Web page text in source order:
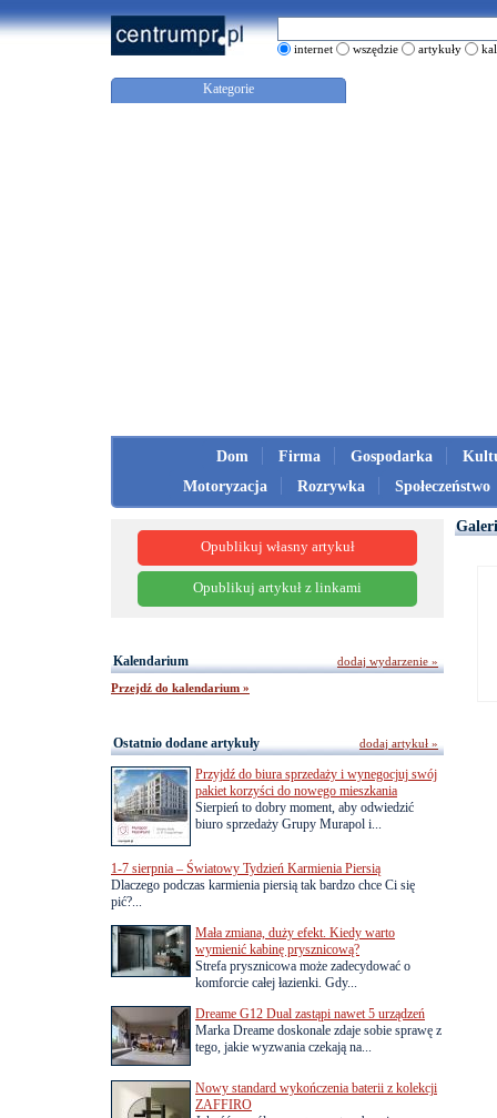
internet wszędzie artykuły
Kategorie
Dom Firma Gospodarka
Motoryzacja
Rozrywka Społeczeństwo
Opublikuj własny artykuł
Opublikuj artykuł z linkami
Kalendarium
Przejdź do kalendarium »
dodaj wydarzenie »
Ostatnio dodane artykuły
Przyjdź do biura sprzedaży i wynegocjuj swój
pakiet korzyści do nowego mieszkania
Sierpień to dobry moment, aby odwiedzić
biuro sprzedaży Grupy Murapol i...
1-7 sierpnia – Światowy Tydzień Karmienia Piersią
Dlaczego podczas karmienia piersią tak bardzo chce Ci się
pić?...
Mała zmiana, duży efekt. Kiedy warto
wymienić kabinę prysznicową?
Strefa prysznicowa może zadecydować o
komforcie całej łazienki. Gdy...
Dreame G12 Dual zastąpi nawet 5 urządzeń
Marka Dreame doskonale zdaje sobie sprawę z
tego, jakie wyzwania czekają na...
Nowy standard wykończenia baterii z kolekcji
ZAFFIRO
dodaj artykuł »